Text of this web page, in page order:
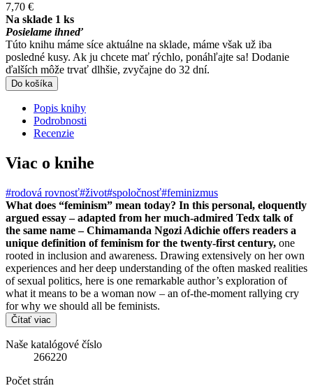
7,70 €
Na sklade 1 ks
Posielame ihneď
Túto knihu máme síce aktuálne na sklade, máme však už iba
posledné kusy. Ak ju chcete mať rýchlo, ponáhľajte sa! Dodanie
ďalších môže trvať dlhšie, zvyčajne do 32 dní.
Do košíka
Popis knihy
Podrobnosti
Recenzie
Viac o knihe
#rodová rovnosť#život#spoločnosť#feminizmus
What does “feminism” mean today? In this personal, eloquently
argued essay – adapted from her much-admired Tedx talk of
the same name – Chimamanda Ngozi Adichie offers readers a
unique definition of feminism for the twenty-first century, one
rooted in inclusion and awareness. Drawing extensively on her own
experiences and her deep understanding of the often masked realities
of sexual politics, here is one remarkable author’s exploration of
what it means to be a woman now – an of-the-moment rallying cry
for why we should all be feminists.
Čítať viac
Naše katalógové číslo
266220
Počet strán